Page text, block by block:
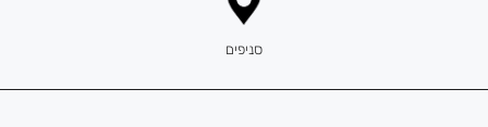
סניפים